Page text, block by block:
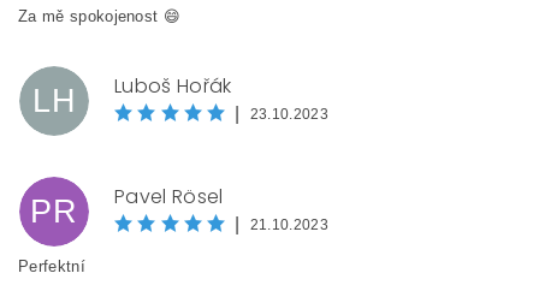
Za mě spokojenost 😄
LH Luboš Hořák
23.10.2023
PR Pavel Rösel
21.10.2023
Perfektní